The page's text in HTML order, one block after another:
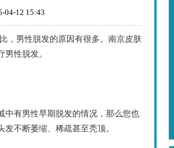
04-12 15:43
男性脱发的原因有很多。南京皮肤
性脱发。
有男性早期脱发的情况，那么您也
不断萎缩、稀疏甚至秃顶。